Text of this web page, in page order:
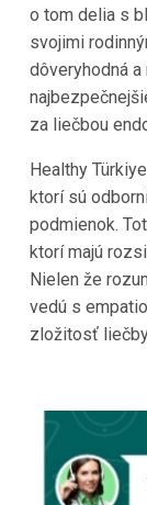
o tom delia s
svojimi
dôveryhodná
za liečbou
Healthy
ktorí sú
podmienok.
ktorí majú
Nielen že
vedú s
zložitosť